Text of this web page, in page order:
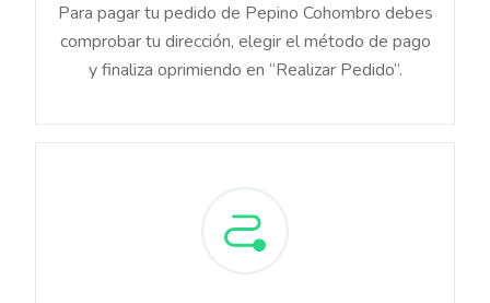
Para pagar tu pedido de Pepino Cohombro debes
comprobar tu dirección, elegir el método de pago
y finaliza oprimiendo en “Realizar Pedido”.